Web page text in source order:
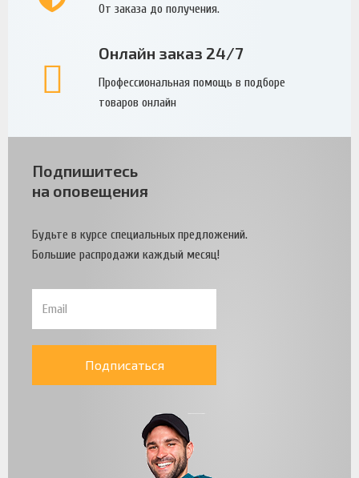
От заказа до получения.
Онлайн заказ 24/7
Профессиональная помощь в подборе
товаров онлайн
Подпишитесь
на оповещения
Будьте в курсе специальных предложений.
Большие распродажи каждый месяц!
Подписаться